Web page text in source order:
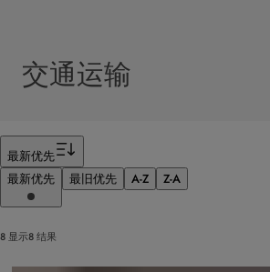
交通运输
选器
最新优先
最新优先
最旧优先 A-Z Z-A
8 显示8 结果